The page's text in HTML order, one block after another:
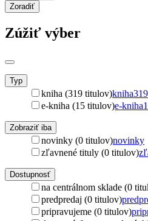
Zoradiť
Zúžiť výber
Typ
kniha (319 titulov)kniha319
e-kniha (15 titulov)e-kniha
Zobraziť iba
novinky (0 titulov)novinky
zľavnené tituly (0 titulov)
Dostupnosť
na centrálnom sklade (0
predpredaj (0 titulov)
pripravujeme (0 titulov)